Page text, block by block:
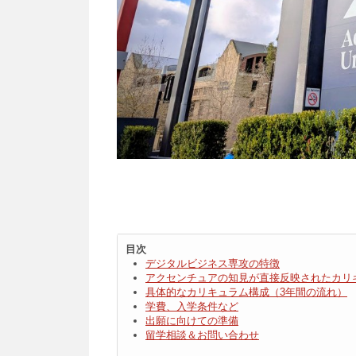
目次
デジタルビジネス専攻の特徴
アクセンチュアの知見が直接反映されたカリ
具体的なカリキュラム構成（3年間の流れ）
学費、入学条件など
出願に向けての準備
留学相談＆お問い合わせ